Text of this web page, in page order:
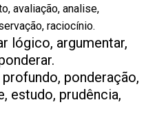
avaliação, analise,
raciocínio.
lógico, argumentar,
ponderação,
estudo, prudência,